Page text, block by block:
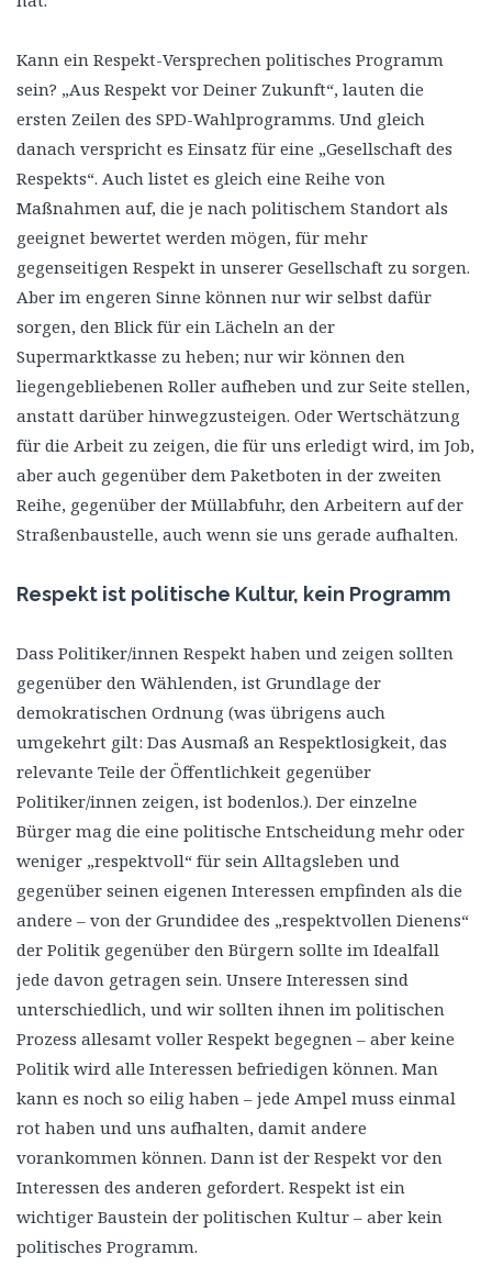
Kann ein Respekt-Versprechen politisches Programm
sein? „Aus Respekt vor Deiner Zukunft“, lauten die
ersten Zeilen des SPD-Wahlprogramms. Und gleich
danach verspricht es Einsatz für eine „Gesellschaft des
Respekts“. Auch listet es gleich eine Reihe von
Maßnahmen auf, die je nach politischem Standort als
geeignet bewertet werden mögen, für mehr
gegenseitigen Respekt in unserer Gesellschaft zu sorgen.
Aber im engeren Sinne können nur wir selbst dafür
sorgen, den Blick für ein Lächeln an der
Supermarktkasse zu heben; nur wir können den
liegengebliebenen Roller aufheben und zur Seite stellen,
anstatt darüber hinwegzusteigen. Oder Wertschätzung
für die Arbeit zu zeigen, die für uns erledigt wird, im Job,
aber auch gegenüber dem Paketboten in der zweiten
Reihe, gegenüber der Müllabfuhr, den Arbeitern auf der
Straßenbaustelle, auch wenn sie uns gerade aufhalten.
Respekt ist politische Kultur, kein Programm
Dass Politiker/innen Respekt haben und zeigen sollten
gegenüber den Wählenden, ist Grundlage der
demokratischen Ordnung (was übrigens auch
umgekehrt gilt: Das Ausmaß an Respektlosigkeit, das
relevante Teile der Öffentlichkeit gegenüber
Politiker/innen zeigen, ist bodenlos.). Der einzelne
Bürger mag die eine politische Entscheidung mehr oder
weniger „respektvoll“ für sein Alltagsleben und
gegenüber seinen eigenen Interessen empfinden als die
andere – von der Grundidee des „respektvollen Dienens“
der Politik gegenüber den Bürgern sollte im Idealfall
jede davon getragen sein. Unsere Interessen sind
unterschiedlich, und wir sollten ihnen im politischen
Prozess allesamt voller Respekt begegnen – aber keine
Politik wird alle Interessen befriedigen können. Man
kann es noch so eilig haben – jede Ampel muss einmal
rot haben und uns aufhalten, damit andere
vorankommen können. Dann ist der Respekt vor den
Interessen des anderen gefordert. Respekt ist ein
wichtiger Baustein der politischen Kultur – aber kein
politisches Programm.